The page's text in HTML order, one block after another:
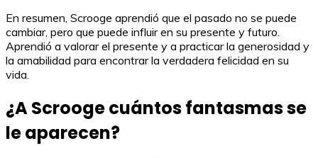
En resumen, Scrooge aprendió que el pasado no se puede
cambiar, pero que puede influir en su presente y futuro.
Aprendió a valorar el presente y a practicar la generosidad y
la amabilidad para encontrar la verdadera felicidad en su
vida.
¿A Scrooge cuántos fantasmas se
le aparecen?